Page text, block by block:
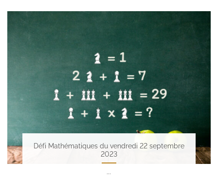
Défi Mathématiques du vendredi 22 septembre
2023
...